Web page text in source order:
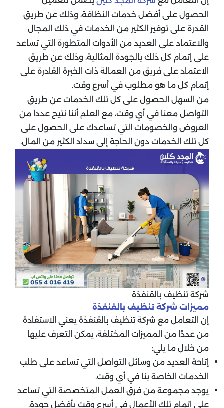
الحصول على أفضل خدمات النظافة، وذلك عن طريق
القدرة على توفير الكثير من الخدمات في ذلك المجال
والاعتماد على العديد من الأدوات المتطورة التي تساعد
على إتمام كل ذلك بالجودة المثالية، وذلك عن طريق
الاعتماد على فريق من العمالة ذات الخبرة القادرة على
إتمام كل ما هو مطلوب في أسرع وقت.
من السهل الحصول على كل تلك الخدمات عن طريق
التواصل معنا في أي وقت، مع العلم أننا نتيح عددًا من
العروض والخصومات التي تساعدك على الحصول على
كل تلك الخدمات دون الحاجة إلى سداد الكثير من المال.
شركة تنظيف بالقنفذة
مميزات شركة تنظيف بالقنفذة
إن التعامل مع شركة تنظيف بالقنفذة يعني الاستفادة
من عددًا من المميزات المختلفة، يمكن التعرف عليها
من خلال ما يلي:
إتاحة العديد من وسائل التواصل التي تساعد على طلب
الخدمات الخاصة بنا في أي وقت.
يوجد مجموعة من فرق العمل المتخصصة التي تساعد
على إتمام تلك الأعمال في أسرع وقت بأفضل جودة.